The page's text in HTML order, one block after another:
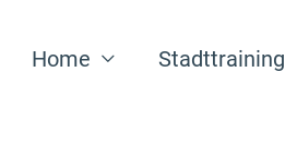
Home Stadttraining